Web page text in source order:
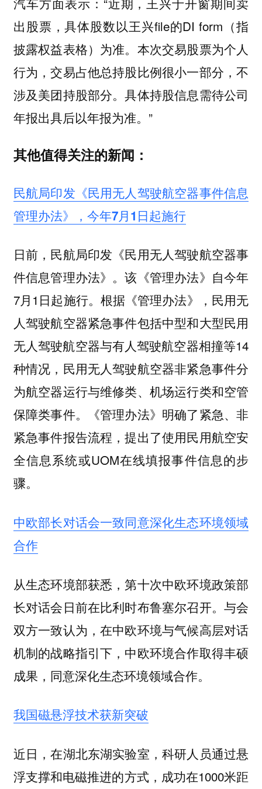
出股票，具体股数以王兴file的DI form（指
披露权益表格）为准。本次交易股票为个人
行为，交易占他总持股比例很小一部分，不
涉及美团持股部分。具体持股信息需待公司
年报出具后以年报为准。”
其他值得关注的新闻：
民航局印发《民用无人驾驶航空器事件信息
管理办法》，今年7月1日起施行
日前，民航局印发《民用无人驾驶航空器事
件信息管理办法》。该《管理办法》自今年
7月1日起施行。根据《管理办法》，民用无
人驾驶航空器紧急事件包括中型和大型民用
无人驾驶航空器与有人驾驶航空器相撞等14
种情况，民用无人驾驶航空器非紧急事件分
为航空器运行与维修类、机场运行类和空管
保障类事件。《管理办法》明确了紧急、非
紧急事件报告流程，提出了使用民用航空安
全信息系统或UOM在线填报事件信息的步
骤。
中欧部长对话会一致同意深化生态环境领域
合作
从生态环境部获悉，第十次中欧环境政策部
长对话会日前在比利时布鲁塞尔召开。与会
双方一致认为，在中欧环境与气候高层对话
机制的战略指引下，中欧环境合作取得丰硕
成果，同意深化生态环境领域合作。
我国磁悬浮技术获新突破
近日，在湖北东湖实验室，科研人员通过悬
浮支撑和电磁推进的方式，成功在1000米距